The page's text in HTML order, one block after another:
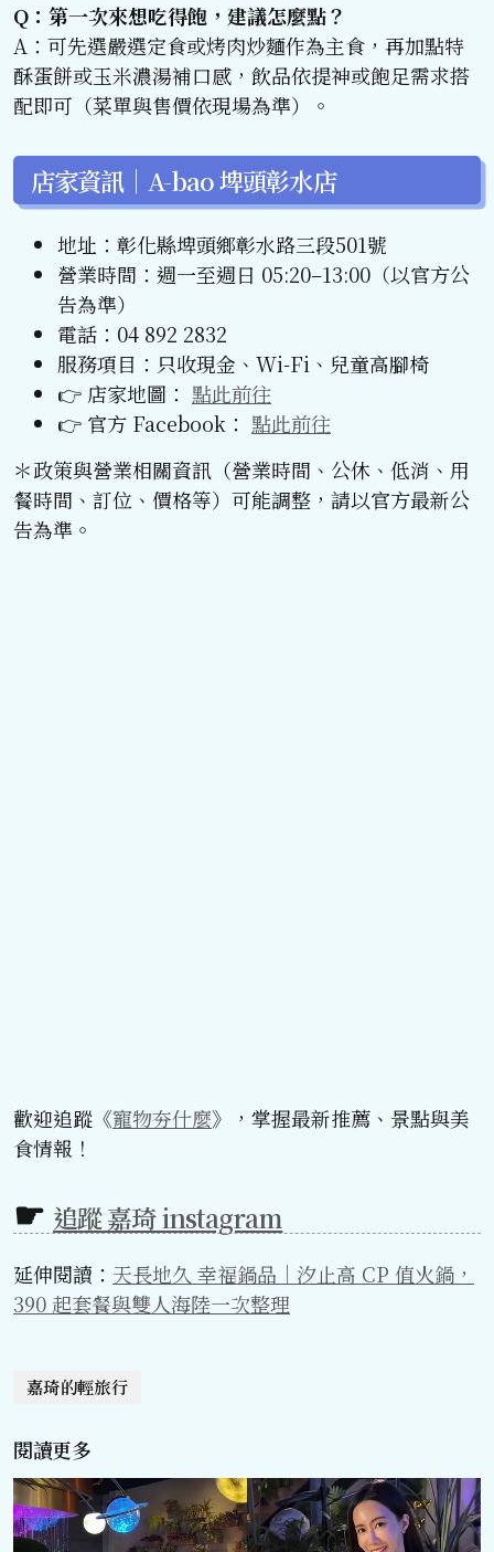
Q：第一次來想吃得飽，建議怎麼點？
A：可先選嚴選定食或烤肉炒麵作為主食，再加點特
酥蛋餅或玉米濃湯補口感，飲品依提神或飽足需求搭
配即可（菜單與售價依現場為準）。
店家資訊｜A-bao 埤頭彰水店
地址：彰化縣埤頭鄉彰水路三段501號
營業時間：週一至週日 05:20–13:00（以官方公
告為準）
電話：04 892 2832
服務項目：只收現金、Wi-Fi、兒童高腳椅
👉 店家地圖： 點此前往
👉 官方 Facebook： 點此前往
＊政策與營業相關資訊（營業時間、公休、低消、用
餐時間、訂位、價格等）可能調整，請以官方最新公
告為準。
歡迎追蹤《寵物夯什麼》，掌握最新推薦、景點與美
食情報！
追蹤 嘉琦 instagram
延伸閱讀： 天長地久 幸福鍋品｜汐止高 CP 值火鍋，
390 起套餐與雙人海陸一次整理
嘉琦的輕旅行
閱讀更多